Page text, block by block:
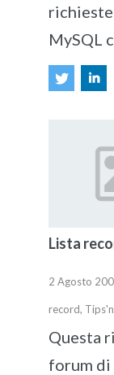
MySQL
Lista
2 Agosto
record,
Questa
forum di